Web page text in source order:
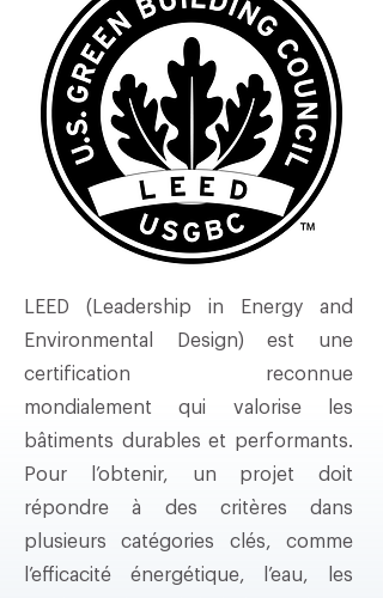
​LEED (Leadership in Energy and
Environmental Design) est une
certification reconnue
mondialement qui valorise les
bâtiments durables et performants.
Pour l’obtenir, un projet doit
répondre à des critères dans
plusieurs catégories clés, comme
l’efficacité énergétique, l’eau, les